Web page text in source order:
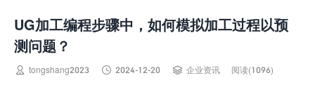
UG加工编程步骤中，如何模拟加工过程以预
测问题？
 tongshang2023  2024-12-20  企业资讯 阅读(1096)